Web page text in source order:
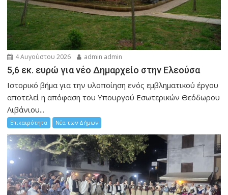
4 Αυγούστου 2026 admin admin
5,6 εκ. ευρώ για νέο Δημαρχείο στην Ελεούσα
Ιστορικό βήμα για την υλοποίηση ενός εμβληματικού έργου
αποτελεί η απόφαση του Υπουργού Εσωτερικών Θεόδωρου
Λιβάνιου...
Επικαιρότητα Νέα των Δήμων